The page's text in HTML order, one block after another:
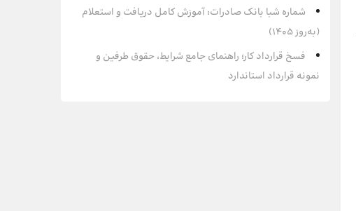
شماره شبا بانک صادرات: آموزش کامل دریافت و استعلام
(به‌روز ۱۴۰۵)
فسخ قرارداد کار؛ راهنمای جامع شرایط، حقوق طرفین و
نمونه قرارداد استاندارد